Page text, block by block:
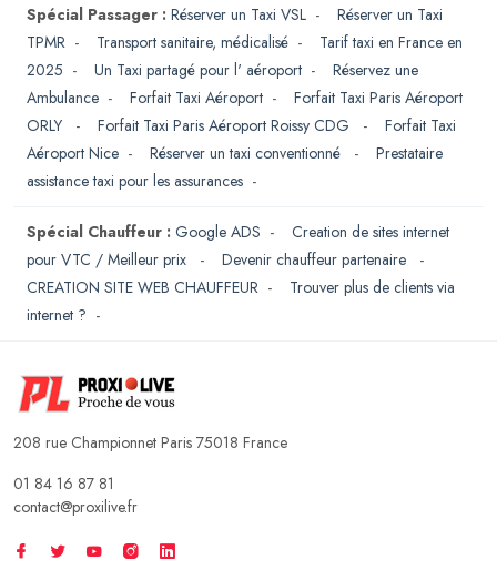
Spécial Passager : Réserver un Taxi VSL - Réserver un Taxi
TPMR - Transport sanitaire, médicalisé - Tarif taxi en France en
2025 - Un Taxi partagé pour l' aéroport - Réservez une
Ambulance - Forfait Taxi Aéroport - Forfait Taxi Paris Aéroport
ORLY
- Forfait Taxi Paris Aéroport Roissy CDG - Forfait Taxi
Aéroport Nice - Réserver un taxi conventionné - Prestataire
assistance taxi pour les assurances -
Spécial Chauffeur : Google ADS - Creation de sites internet
pour VTC / Meilleur prix
- Devenir chauffeur partenaire
-
CREATION SITE WEB CHAUFFEUR - Trouver plus de clients via
internet ? -
208 rue Championnet Paris 75018 France
01 84 16 87 81
contact@proxilive.fr